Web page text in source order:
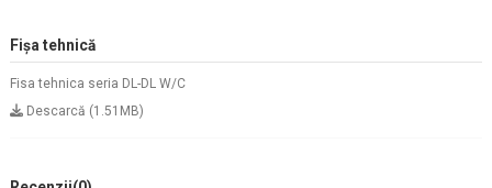
Fișa tehnică
Fisa tehnica seria DL-DL W/C
Descarcă (1.51MB)